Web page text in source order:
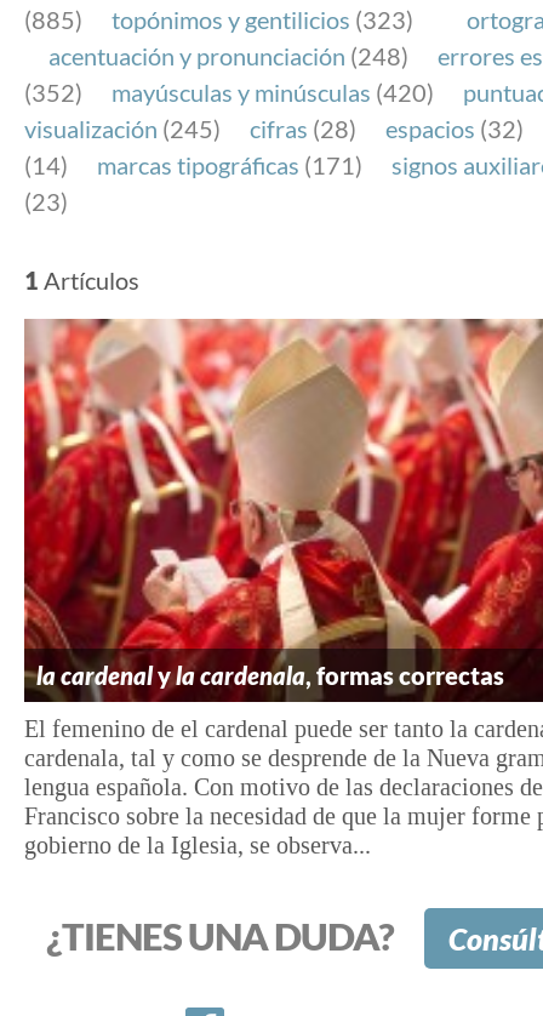
(885)
topónimos y gentilicios (323)
acentuación y pronunciación (248)
errores
(352)
mayúsculas y minúsculas (420)
visualización (245) cifras (28) espacios (32)
(14)
marcas tipográficas (171)
signos
(23)
1 Artículos
la cardenalyla cardenala, formas correctas
El femenino de el cardenal puede ser tanto la
cardenala, tal y como se desprende de la Nueva
lengua española. Con motivo de las declaraciones
Francisco sobre la necesidad de que la mujer forme
gobierno de la Iglesia, se observa...
¿TIENES UNA DUDA?